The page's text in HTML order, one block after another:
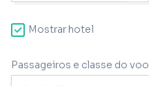
Mostrar hotel
Passageiros e classe do voo